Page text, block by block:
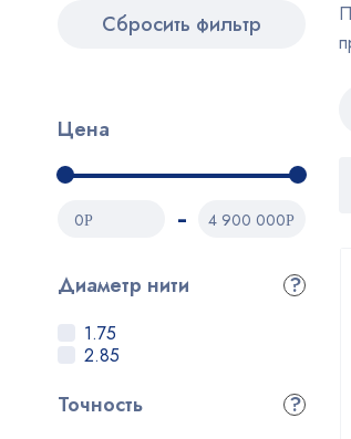
Сбросить фильтр
Цена
0Р 4 900 000Р
Диаметр нити ?
1.75
2.85
Точность ?